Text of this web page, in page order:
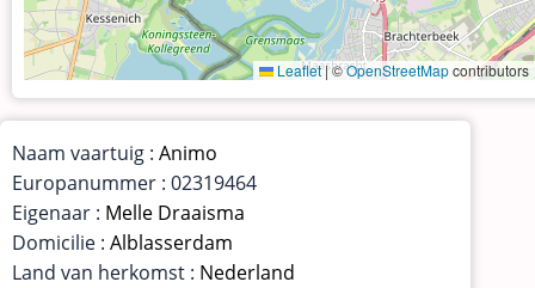
Leaflet |©OpenStreetMapcontributors
Naam vaartuig : Animo
Europanummer : 02319464
Eigenaar : Melle Draaisma
Domicilie : Alblasserdam
Land van herkomst : Nederland